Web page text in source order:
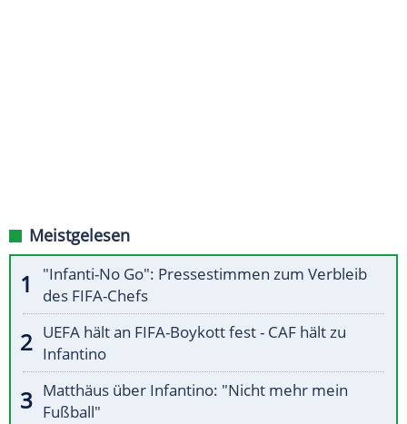
Meistgelesen
"Infanti-No Go": Pressestimmen zum Verbleib
des FIFA-Chefs
UEFA hält an FIFA-Boykott fest - CAF hält zu
Infantino
Matthäus über Infantino: "Nicht mehr mein
Fußball"